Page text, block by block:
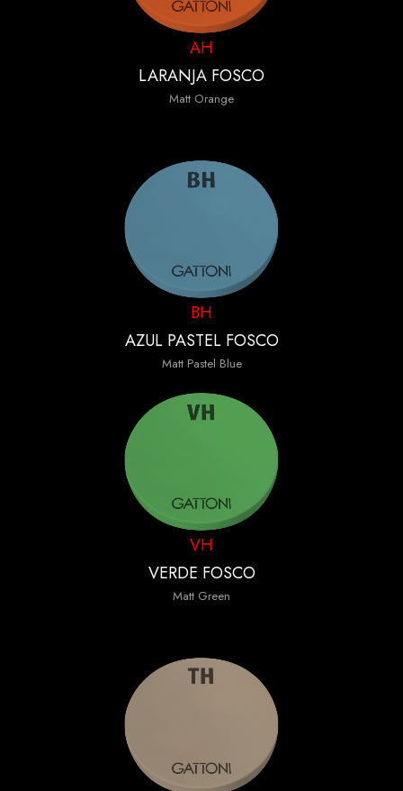
AH
LARANJA FOSCO
Matt Orange
BH
AZUL PASTEL FOSCO
Matt Pastel Blue
VH
VERDE FOSCO
Matt Green